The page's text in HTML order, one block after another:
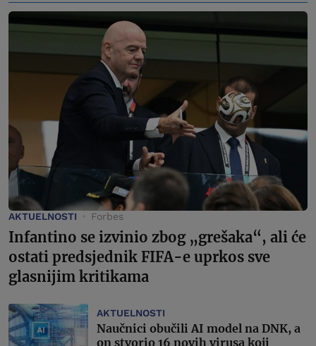
AKTUELNOSTI Forbes
Infantino se izvinio zbog „grešaka“, ali će
ostati predsjednik FIFA-e uprkos sve
glasnijim kritikama
AKTUELNOSTI
Naučnici obučili AI model na DNK, a
on stvorio 16 novih virusa koji